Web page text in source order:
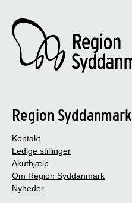
Region Syddanmark
Kontakt
Ledige stillinger
Akuthjælp
Om Region Syddanmark
Nyheder